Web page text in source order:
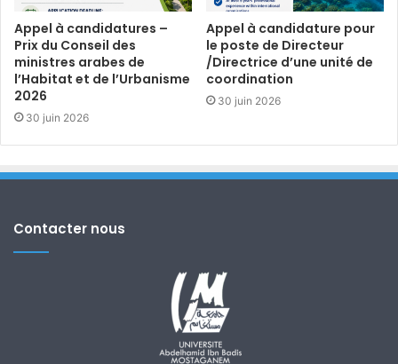
Appel à candidatures –
Prix du Conseil des
ministres arabes de
l’Habitat et de l’Urbanisme
2026
30 juin 2026
Appel à candidature pour
le poste de Directeur
/Directrice d’une unité de
coordination
30 juin 2026
Contacter nous